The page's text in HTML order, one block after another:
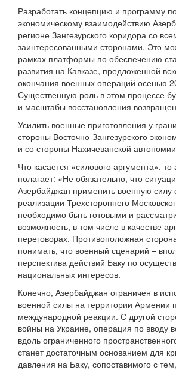
Разработать концепцию и программу
экономическому взаимодействию
регионе Зангезурского коридора со
заинтересованными сторонами. Это
рамках платформы по обеспечению
развития на Кавказе, предложенной
окончания военных операций осенью
Существенную роль в этом процессе
и масштабы восстановления
Усилить военные приготовления у
стороны Восточно-Зангезурского
и со стороны Нахичеванской
Что касается «силового аргумента», то
полагает: «Не обязательно, что
Азербайджан применить военную силу
реализации Трехстороннего
необходимо быть готовыми и
возможность, в том числе в качестве
переговорах. Противоположная
понимать, что военный сценарий –
перспектива действий Баку по
национальных интересов.
Конечно, Азербайджан ограничен в
военной силы на территории Армении
международной реакции. С другой
войны на Украине, операция по вводу
вдоль ограниченного
станет достаточным основанием для
давления на Баку, сопоставимого с